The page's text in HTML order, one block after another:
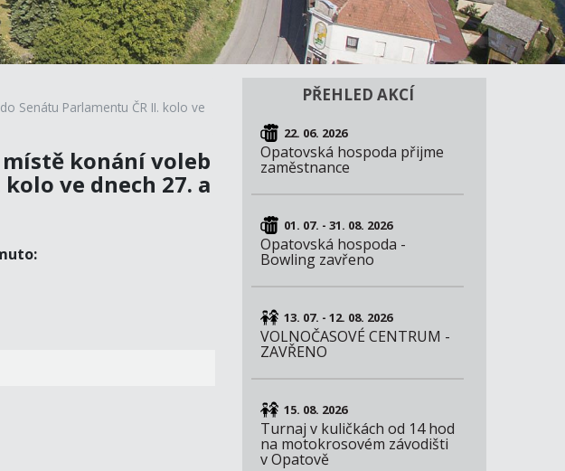
Senátu Parlamentu ČR II. kolo ve
konání voleb
ve dnech 27. a
PŘEHLED AKCÍ
22. 06. 2026
Opatovská hospoda přijme
zaměstnance
01. 07. - 31. 08. 2026
Opatovská hospoda -
Bowling zavřeno
13. 07. - 12. 08. 2026
VOLNOČASOVÉ CENTRUM -
ZAVŘENO
15. 08. 2026
Turnaj v kuličkách od 14 hod
na motokrosovém závodišti
v Opatově